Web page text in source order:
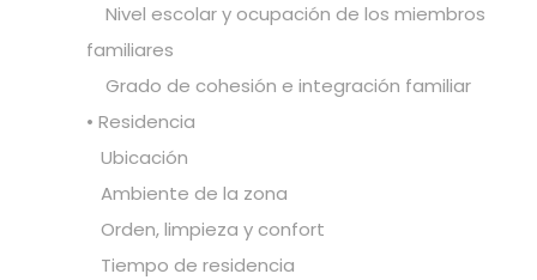
Nivel escolar y ocupación de los miembros
familiares
Grado de cohesión e integración familiar
• Residencia
Ubicación
Ambiente de la zona
Orden, limpieza y confort
Tiempo de residencia